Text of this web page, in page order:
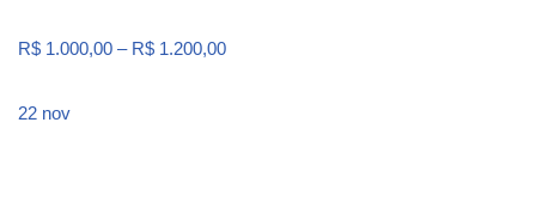
R$ 1.000,00 – R$ 1.200,00
22 nov